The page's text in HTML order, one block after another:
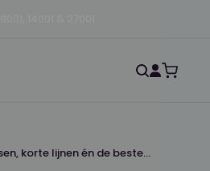
korte lijnen én de beste